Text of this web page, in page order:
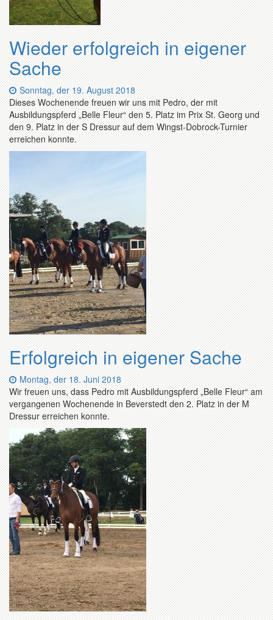
Wieder erfolgreich in eigener
Sache
Datum:
Sonntag, der 19. August 2018
Dieses Wochenende freuen wir uns mit Pedro, der mit
Ausbildungspferd „Belle Fleur“ den 5. Platz im Prix St. Georg und
den 9. Platz in der S Dressur auf dem Wingst-Dobrock-Turnier
erreichen konnte.
Erfolgreich in eigener Sache
Datum:
Montag, der 18. Juni 2018
Wir freuen uns, dass Pedro mit Ausbildungspferd „Belle Fleur“ am
vergangenen Wochenende in Beverstedt den 2. Platz in der M
Dressur erreichen konnte.